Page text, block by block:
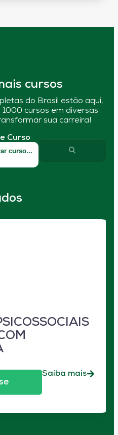
cursos
do Brasil estão aqui,
cursos em diversas
sua carreira!
Curso
Saiba mais